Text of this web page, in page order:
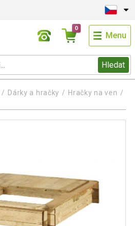
Hledat
0
Menu
Dárky a hračky
Hračky na ven